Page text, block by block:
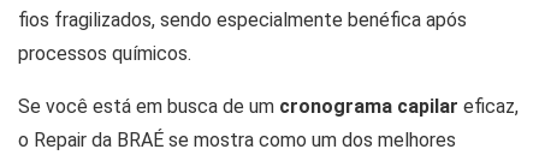
fios fragilizados, sendo especialmente benéfica após
processos químicos.
Se você está em busca de um cronograma capilar eficaz,
o Repair da BRAÉ se mostra como um dos melhores